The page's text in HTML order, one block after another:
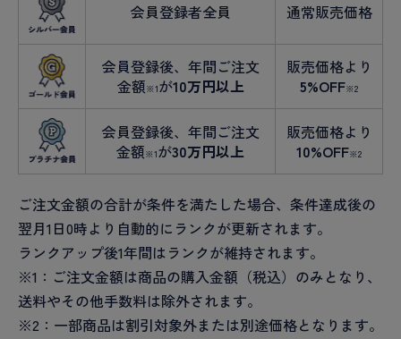
会員登録者全員 通常販売価格
会員登録後、年間ご注文
金額※1が10万円以上
販売価格より
5%OFF※2
会員登録後、年間ご注文
金額※1が30万円以上
販売価格より
10%OFF※2
ご注文金額の合計が条件を満たした場合、条件達成後の
翌月1日0時より自動的にランクが更新されます。
ランクアップ後1年間はランクが維持されます。
※1：ご注文金額は商品の購入金額（税込）のみとなり、
送料やその他手数料は除外されます。
※2：一部商品は割引対象外または別途価格となります。